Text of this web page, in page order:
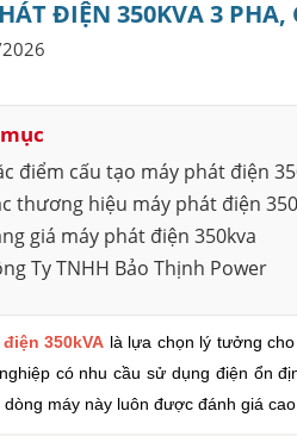
ĐIỆN 350KVA 3 PHA,
điểm cấu tạo máy phát điện
thương hiệu máy phát điện
giá máy phát điện 350kva
Ty TNHH Bảo Thịnh Power
350kVA là lựa chọn lý tưởng
có nhu cầu sử dụng điện ổn
dòng máy này luôn được đánh giá